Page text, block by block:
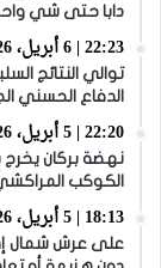
دابا حتى شي
22:23 | 6 أبريل، 2026
توالي النتائج
الدفاع الحسني
22:20 | 5 أبريل، 2026
نهضة بركان
الكوكب
18:13 | 5 أبريل، 2026